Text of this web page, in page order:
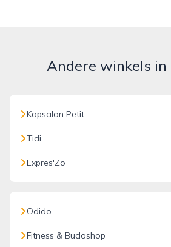
Andere winkels in
Kapsalon Petit
Tidi
Expres'Zo
Odido
Fitness & Budoshop